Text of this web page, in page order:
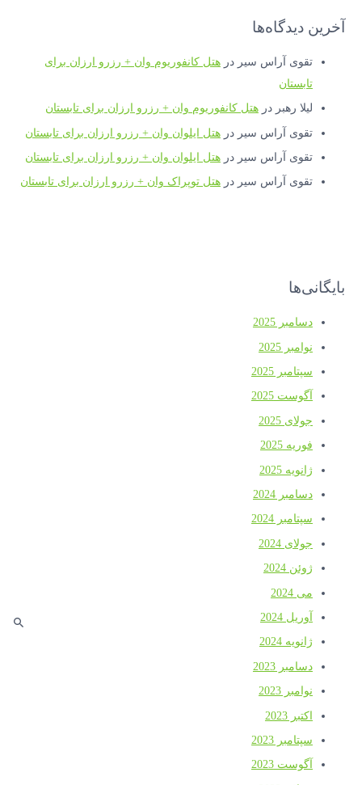
آخرین دیدگاه‌ها
تقوی آراس سیر درهتل کانفوریوم وان + رزرو ارزان برای
تابستان
لیلا رهبر درهتل کانفوریوم وان + رزرو ارزان برای تابستان
تقوی آراس سیر درهتل ایلوان وان + رزرو ارزان برای تابستان
تقوی آراس سیر درهتل ایلوان وان + رزرو ارزان برای تابستان
تقوی آراس سیر درهتل توپراک وان + رزرو ارزان برای تابستان
بایگانی‌ها
دسامبر 2025
نوامبر 2025
سپتامبر 2025
آگوست 2025
جولای 2025
فوریه 2025
ژانویه 2025
دسامبر 2024
سپتامبر 2024
جولای 2024
ژوئن 2024
می 2024
آوریل 2024
ژانویه 2024
دسامبر 2023
نوامبر 2023
اکتبر 2023
سپتامبر 2023
آگوست 2023